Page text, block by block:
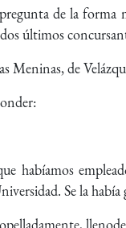
de la
últimos
Meninas, de
habíamos
Se la